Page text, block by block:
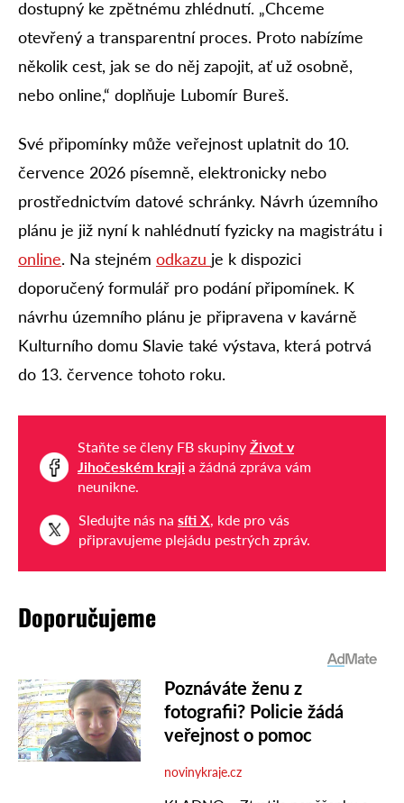
dostupný ke zpětnému zhlédnutí. „Chceme
otevřený a transparentní proces. Proto nabízíme
několik cest, jak se do něj zapojit, ať už osobně,
nebo online,“ doplňuje Lubomír Bureš.
Své připomínky může veřejnost uplatnit do 10.
července 2026 písemně, elektronicky nebo
prostřednictvím datové schránky. Návrh územního
plánu je již nyní k nahlédnutí fyzicky na magistrátu i
online. Na stejném odkazu je k dispozici
doporučený formulář pro podání připomínek. K
návrhu územního plánu je připravena v kavárně
Kulturního domu Slavie také výstava, která potrvá
do 13. července tohoto roku.
Staňte se členy FB skupiny Život v
Jihočeském kraji a žádná zpráva vám
neunikne.
Sledujte nás na síti X, kde pro vás
připravujeme plejádu pestrých zpráv.
Doporučujeme